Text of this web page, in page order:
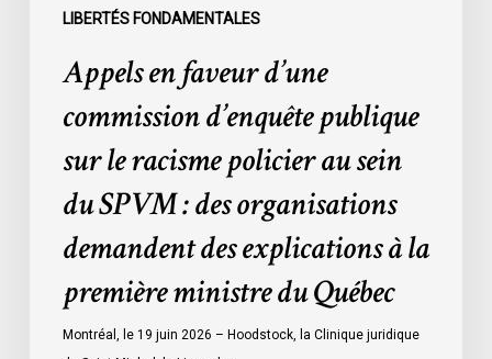
LIBERTÉS FONDAMENTALES
SPVM
organisations
explications
première
ministre
Appels en faveur d’une
commission d’enquête publique
sur le racisme policier au sein
du SPVM : des organisations
demandent des explications à la
première ministre du Québec
Montréal, le 19 juin 2026 – Hoodstock, la Clinique juridique